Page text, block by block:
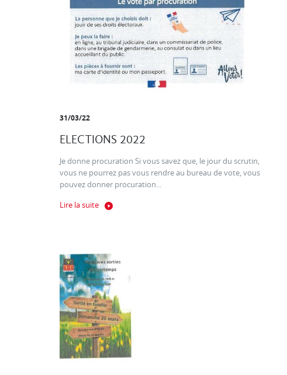
31/03/22
ELECTIONS 2022
Je donne procuration Si vous savez que, le jour du scrutin,
vous ne pourrez pas vous rendre au bureau de vote, vous
pouvez donner procuration...
Lire la suite